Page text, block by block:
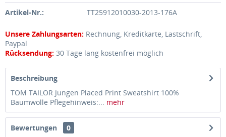
Artikel-Nr.: TT25912010030-2013-176A
Unsere Zahlungsarten: Rechnung, Kreditkarte, Lastschrift,
Paypal
Rücksendung: 30 Tage lang kostenfrei möglich
Beschreibung
TOM TAILOR Jungen Placed Print Sweatshirt 100%
Baumwolle Pflegehinweis:... mehr
Bewertungen
0